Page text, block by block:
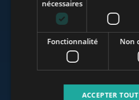
www.budapestluxuryapartments.hu
www.budapestoffices.net
nécessaires
Fonctionnalité Non
ACCEPTER TOUT